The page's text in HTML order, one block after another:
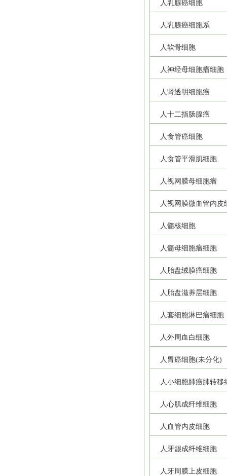
人乳腺癌细胞
人乳腺癌细胞系
人软骨细胞
人神经母细胞瘤细胞
人肾透明细胞癌
人十二指肠腺癌
人食管癌细胞
人食管平滑肌细胞
人视网膜母细胞瘤
人视网膜微血管内皮
人髓核细胞
人髓母细胞瘤细胞
人胎盘绒膜癌细胞
人胎盘滋养层细胞
人套细胞淋巴瘤细胞
人外周血白细胞
人胃癌细胞(未分化)
人小细胞肺癌肺转移
人心肌成纤维细胞
人血管内皮细胞
人牙龈成纤维细胞
人牙周膜上皮细胞